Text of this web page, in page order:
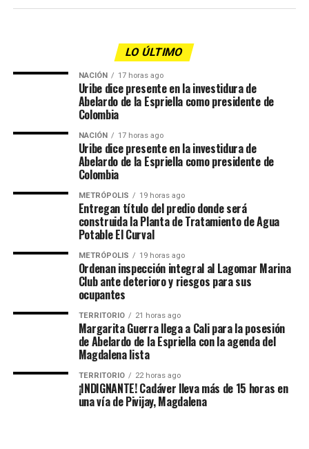
LO ÚLTIMO
NACIÓN 17 horas ago
Uribe dice presente en la investidura de
Abelardo de la Espriella como presidente de
Colombia
NACIÓN 17 horas ago
Uribe dice presente en la investidura de
Abelardo de la Espriella como presidente de
Colombia
METRÓPOLIS 19 horas ago
Entregan título del predio donde será
construida la Planta de Tratamiento de Agua
Potable El Curval
METRÓPOLIS 19 horas ago
Ordenan inspección integral al Lagomar Marina
Club ante deterioro y riesgos para sus
ocupantes
TERRITORIO 21 horas ago
Margarita Guerra llega a Cali para la posesión
de Abelardo de la Espriella con la agenda del
Magdalena lista
TERRITORIO 22 horas ago
¡INDIGNANTE! Cadáver lleva más de 15 horas en
una vía de Pivijay, Magdalena